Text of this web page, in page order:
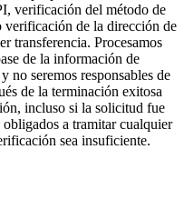
verificación del método de
verificación de la dirección de
transferencia. Procesamos
de la información de
no seremos responsables de
de la terminación exitosa
incluso si la solicitud fue
a tramitar cualquier
sea insuficiente.